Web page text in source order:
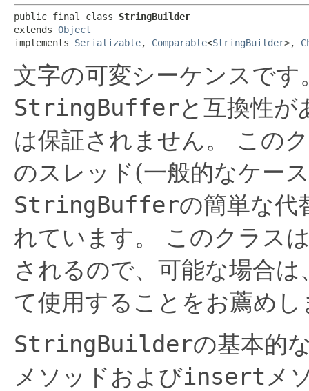
public final class StringBuilder
extends Object
implements Serializable, Comparable<StringBuilder>,
文字の可変シーケンスです
StringBufferと互換性
は保証されません。
この
のスレッド(一般的なケー
StringBufferの簡単な代
れています。
このクラス
されるので、可能な場合は
て使用することをお薦めし
StringBuilderの基本的
メソッドおよびinsert メ